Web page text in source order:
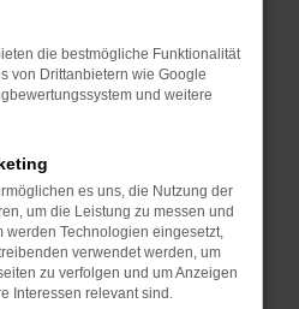
neu.
helfen, vorübergehende
dem neuesten Stand
birgt nicht nur ein
kann auch dazu
Funktionen nicht mehr
die bestmögliche Funktionalität
von Drittanbietern wie Google
und weitere
es uns, die Nutzung der
um die Leistung zu messen und
werden Technologien eingesetzt,
verwendet werden, um
zu verfolgen und um Anzeigen
Interessen relevant sind.